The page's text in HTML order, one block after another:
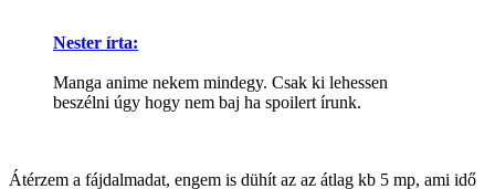
Nester írta:
Manga anime nekem mindegy. Csak ki lehessen
beszélni úgy hogy nem baj ha spoilert írunk.
Átérzem a fájdalmadat, engem is dühít az az átlag kb 5 mp, ami idő